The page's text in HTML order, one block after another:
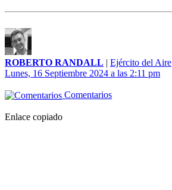
ROBERTO RANDALL | Ejército del Aire
Lunes, 16 Septiembre 2024 a las 2:11 pm
Comentarios
Enlace copiado